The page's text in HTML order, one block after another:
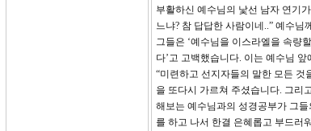
부활하신 예수님의 낯선 남자 연기
느냐? 참 답답한 사람이네..” 예수
그들은 ‘예수님을 이스라엘을 속량
다’고 고백했습니다. 이는 예수님
“미련하고 선지자들의 말한 모든 것
을 또다시 가르쳐 주셨습니다. 그리
해보는 예수님과의 성경공부가 그
를 하고 나서 한결 은혜롭고 부드러